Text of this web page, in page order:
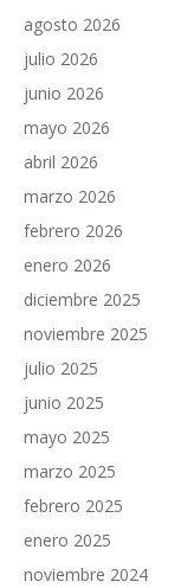
agosto 2026
julio 2026
junio 2026
mayo 2026
abril 2026
marzo 2026
febrero 2026
enero 2026
diciembre 2025
noviembre 2025
julio 2025
junio 2025
mayo 2025
marzo 2025
febrero 2025
enero 2025
noviembre 2024